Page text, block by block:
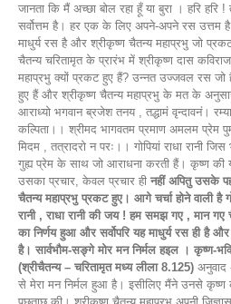
जानता कि मैं अच्छा बोल रहा हूँ या बुरा । हरि हरि !
सर्वोत्तम है। हर एक के लिए अपने-अपने रस उत्तम
माधुर्य रस है और श्रीकृष्ण चैतन्य महाप्रभु जो
चैतन्य चरितामृत के प्रारंभ में श्रीकृष्ण दास
महाप्रभु क्यों प्रकट हुए हैं? उन्नत उज्जवल रस
हुए हैं और श्रीकृष्ण चैतन्य महाप्रभु के मत के
आराध्यो भगवान ब्रजेश तनय , तद्धामं वृन्दावनं।
कल्पिता।। श्रीमद भागवतम प्रमाण अमलम प्रेम
मिदम , तत्रादरो न परः।। गोपियां राधा रानी
गुह्य प्रेम के साथ जो आराधना करती हैं। कृष्ण की
उसका प्रचार, केवल प्रचार ही नहीं अपितु उसके
चैतन्य महाप्रभु प्रकट हुए। आगे चर्चा होने वाली है
रानी , राधा रानी की जय ! हम समझ गए , मान
का निर्णय हुआ और सर्वोपरि यह माधुर्य रस ही है
है। सार्वभौम-सङ्गे मोर मन निर्मल हइल । कृष्ण-
(श्रीचैतन्य – चरितामृत मध्य लीला 8.125) अनुवाद
से मेरा मन निर्मल हुआ है। इसीलिए मैंने उनसे कृष्ण